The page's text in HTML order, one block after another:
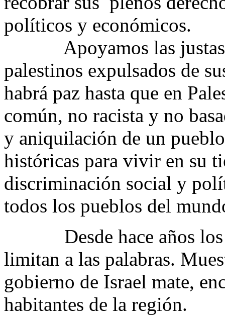
políticos y económicos.
Apoyamos las justas
palestinos expulsados de
habrá paz hasta que en
común, no racista y no
y aniquilación de un
históricas para vivir en su
discriminación social y
todos los pueblos del
Desde hace años los
limitan a las palabras.
gobierno de Israel mate,
habitantes de la región.